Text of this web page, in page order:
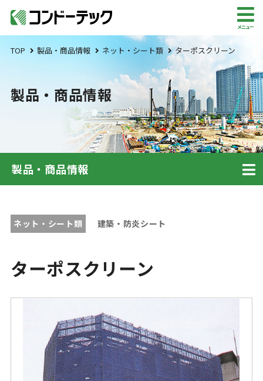
メニュー
TOP 製品・商品情報 ネット・シート類 ターポスクリーン
製品・商品情報
製品・商品情報
ネット・シート類 建築・防炎シート
ターポスクリーン